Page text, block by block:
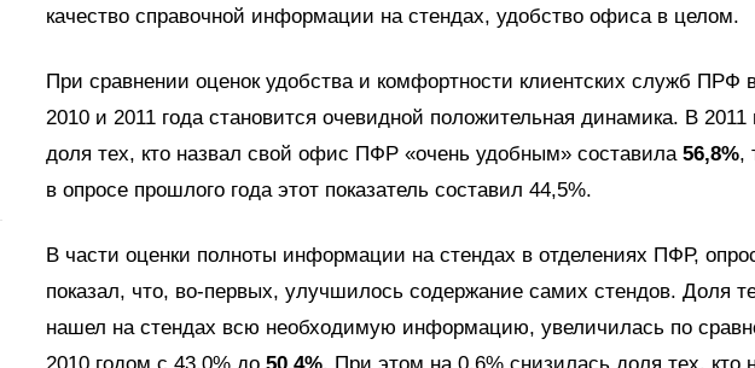
качество справочной информации на стендах, удобство офиса в целом.
При сравнении оценок удобства и комфортности клиентских служб ПРФ
2010 и 2011 года становится очевидной положительная динамика. В 2011
доля тех, кто назвал свой офис ПФР «очень удобным» составила 56,8%,
в опросе прошлого года этот показатель составил 44,5%.
В части оценки полноты информации на стендах в отделениях ПФР,
показал, что, во-первых, улучшилось содержание самих стендов. Доля
нашел на стендах всю необходимую информацию, увеличилась по
2010 годом с 43,0% до 50,4%. При этом на 0,6% снизилась доля тех, кто